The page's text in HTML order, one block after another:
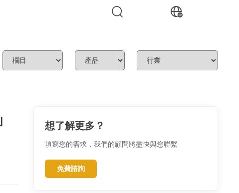
想了解更多？
填寫您的需求，我們的顧問將盡快與您聯繫
免費諮詢